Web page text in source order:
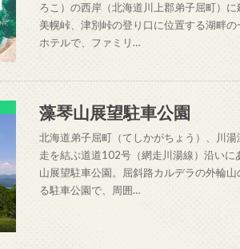
ろこ）の西岸（北海道川上郡弟子屈町）に
美幌峠、津別峠の登り口に位置する湖畔
ホテルで、ファミリ…
藻琴山展望駐車公園
北海道弟子屈町（てしかがちょう）、川
走を結ぶ道道102号（網走川湯線）沿いに
山展望駐車公園。屈斜路カルデラの外輪
る駐車公園で、周囲…